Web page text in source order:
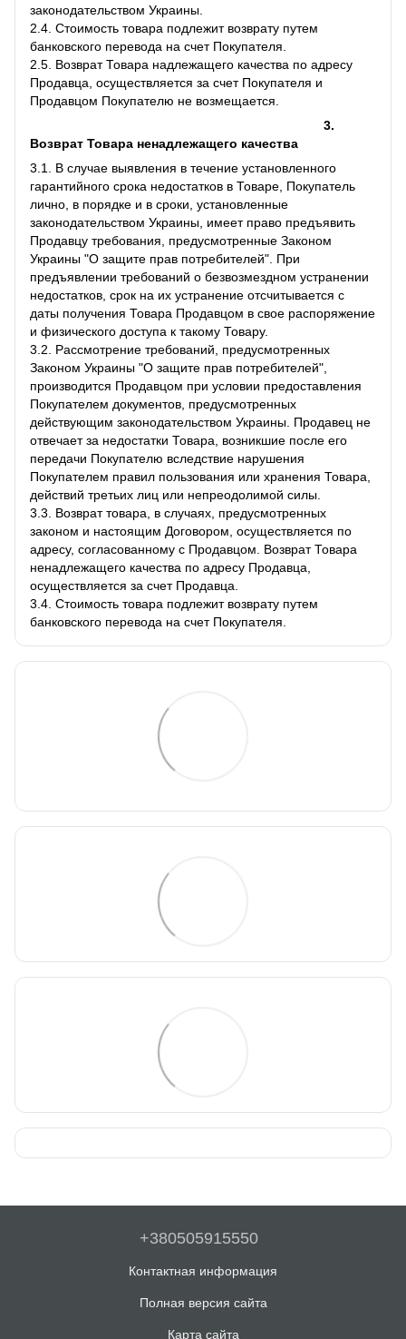
законодательством Украины.
2.4. Стоимость товара подлежит возврату путем
банковского перевода на счет Покупателя.
2.5. Возврат Товара надлежащего качества по адресу
Продавца, осуществляется за счет Покупателя и
Продавцом Покупателю не возмещается.
3.
Возврат Товара ненадлежащего качества
3.1. В случае выявления в течение установленного
гарантийного срока недостатков в Товаре, Покупатель
лично, в порядке и в сроки, установленные
законодательством Украины, имеет право предъявить
Продавцу требования, предусмотренные Законом
Украины "О защите прав потребителей". При
предъявлении требований о безвозмездном устранении
недостатков, срок на их устранение отсчитывается с
даты получения Товара Продавцом в свое распоряжение
и физического доступа к такому Товару.
3.2. Рассмотрение требований, предусмотренных
Законом Украины "О защите прав потребителей",
производится Продавцом при условии предоставления
Покупателем документов, предусмотренных
действующим законодательством Украины. Продавец не
отвечает за недостатки Товара, возникшие после его
передачи Покупателю вследствие нарушения
Покупателем правил пользования или хранения Товара,
действий третьих лиц или непреодолимой силы.
3.3. Возврат товара, в случаях, предусмотренных
законом и настоящим Договором, осуществляется по
адресу, согласованному с Продавцом. Возврат Товара
ненадлежащего качества по адресу Продавца,
осуществляется за счет Продавца.
3.4. Стоимость товара подлежит возврату путем
банковского перевода на счет Покупателя.
+380505915550
Контактная информация
Полная версия сайта
Карта сайта